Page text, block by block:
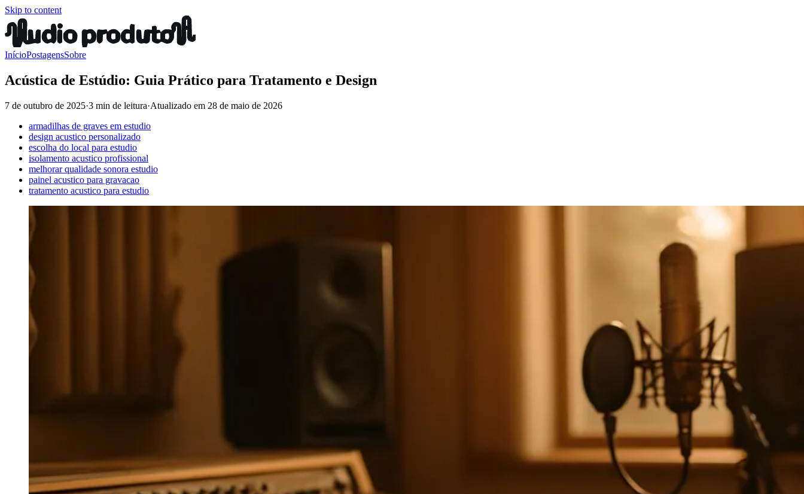
Skip to content
InícioPostagensSobre
Acústica de Estúdio: Guia Prático para Tratamento e Design
7 de outubro de 2025·3 min de leitura·Atualizado em 28 de maio de 2026
armadilhas de graves em estudio
design acustico personalizado
escolha do local para estudio
isolamento acustico profissional
melhorar qualidade sonora estudio
painel acustico para gravacao
tratamento acustico para estudio